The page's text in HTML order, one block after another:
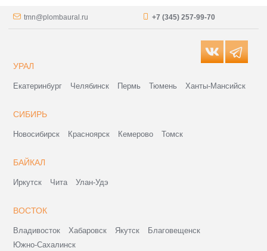
tmn@plombaural.ru +7 (345) 257-99-70
УРАЛ
Екатеринбург Челябинск Пермь Тюмень Ханты-Мансийск
СИБИРЬ
Новосибирск Красноярск Кемерово Томск
БАЙКАЛ
Иркутск Чита Улан-Удэ
ВОСТОК
Владивосток Хабаровск Якутск
Благовещенск
Южно-Сахалинск